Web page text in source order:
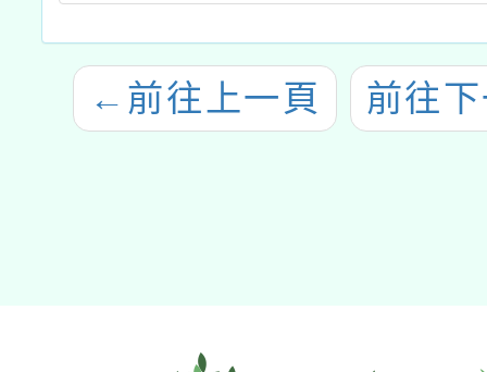
← 前往上一頁 前往